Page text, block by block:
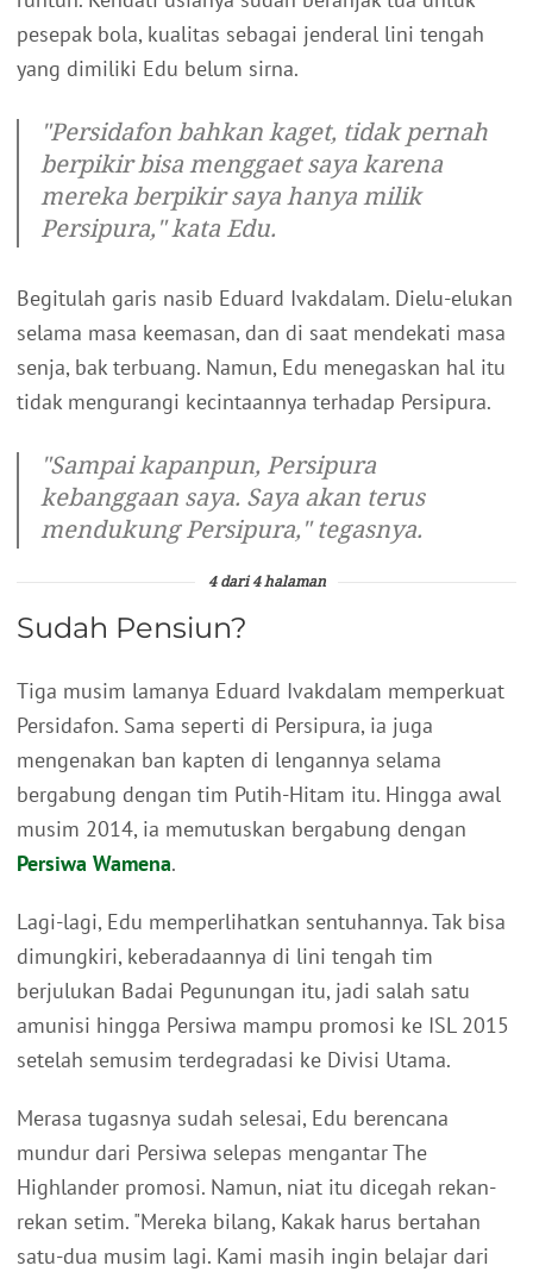
pesepak bola, kualitas sebagai jenderal lini tengah
yang dimiliki Edu belum sirna.
"Persidafon bahkan kaget, tidak pernah
berpikir bisa menggaet saya karena
mereka berpikir saya hanya milik
Persipura," kata Edu.
Begitulah garis nasib Eduard Ivakdalam. Dielu-elukan
selama masa keemasan, dan di saat mendekati masa
senja, bak terbuang. Namun, Edu menegaskan hal itu
tidak mengurangi kecintaannya terhadap Persipura.
"Sampai kapanpun, Persipura
kebanggaan saya. Saya akan terus
mendukung Persipura," tegasnya.
4 dari 4 halaman
Sudah Pensiun?
Tiga musim lamanya Eduard Ivakdalam memperkuat
Persidafon. Sama seperti di Persipura, ia juga
mengenakan ban kapten di lengannya selama
bergabung dengan tim Putih-Hitam itu. Hingga awal
musim 2014, ia memutuskan bergabung dengan
Persiwa Wamena.
Lagi-lagi, Edu memperlihatkan sentuhannya. Tak bisa
dimungkiri, keberadaannya di lini tengah tim
berjulukan Badai Pegunungan itu, jadi salah satu
amunisi hingga Persiwa mampu promosi ke ISL 2015
setelah semusim terdegradasi ke Divisi Utama.
Merasa tugasnya sudah selesai, Edu berencana
mundur dari Persiwa selepas mengantar The
Highlander promosi. Namun, niat itu dicegah rekan-
rekan setim. "Mereka bilang, Kakak harus bertahan
satu-dua musim lagi. Kami masih ingin belajar dari